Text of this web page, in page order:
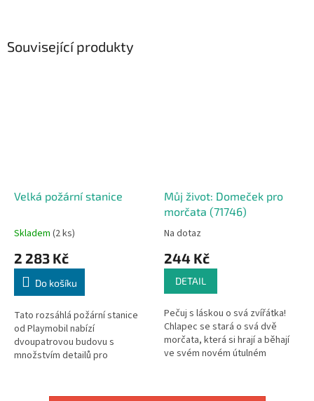
Související produkty
Velká požární stanice
Skladem (2 ks)
2 283 Kč
Do košíku
Tato rozsáhlá požární stanice
od Playmobil nabízí
dvoupatrovou budovu s
množstvím detailů pro
alarm, tyč pro rychlý...
Můj život: Domeček pro
morčata (71746)
Na dotaz
244 Kč
DETAIL
Pečuj s láskou o svá zvířátka!
Chlapec se stará o svá dvě
morčata, která si hrají a běhají
ve svém novém útulném
vodu....